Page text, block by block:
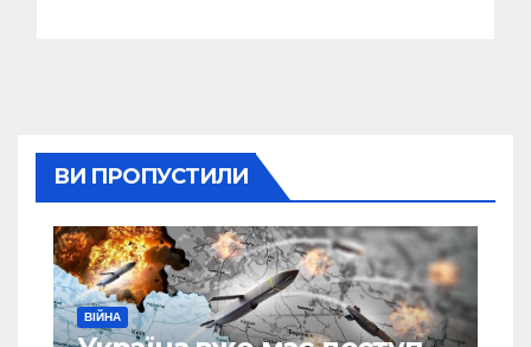
ВИ ПРОПУСТИЛИ
ВІЙНА